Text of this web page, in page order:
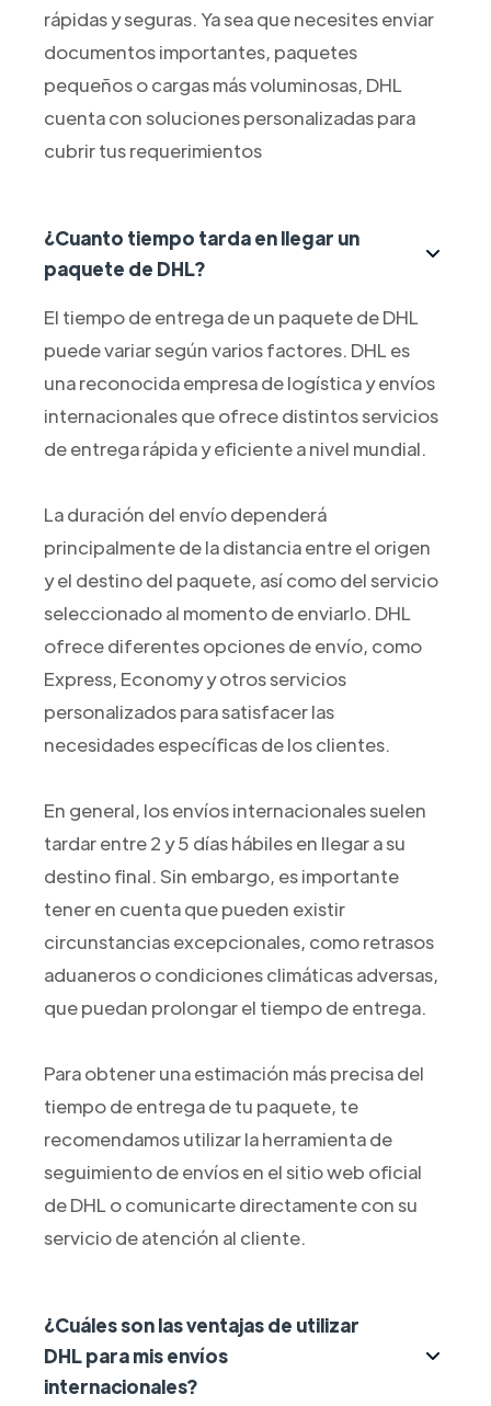
rápidas y seguras. Ya sea que necesites enviar
documentos importantes, paquetes
pequeños o cargas más voluminosas, DHL
cuenta con soluciones personalizadas para
cubrir tus requerimientos
¿Cuanto tiempo tarda en llegar un
paquete de DHL?
El tiempo de entrega de un paquete de DHL
puede variar según varios factores. DHL es
una reconocida empresa de logística y envíos
internacionales que ofrece distintos servicios
de entrega rápida y eficiente a nivel mundial.
La duración del envío dependerá
principalmente de la distancia entre el origen
y el destino del paquete, así como del servicio
seleccionado al momento de enviarlo. DHL
ofrece diferentes opciones de envío, como
Express, Economy y otros servicios
personalizados para satisfacer las
necesidades específicas de los clientes.
En general, los envíos internacionales suelen
tardar entre 2 y 5 días hábiles en llegar a su
destino final. Sin embargo, es importante
tener en cuenta que pueden existir
circunstancias excepcionales, como retrasos
aduaneros o condiciones climáticas adversas,
que puedan prolongar el tiempo de entrega.
Para obtener una estimación más precisa del
tiempo de entrega de tu paquete, te
recomendamos utilizar la herramienta de
seguimiento de envíos en el sitio web oficial
de DHL o comunicarte directamente con su
servicio de atención al cliente.
¿Cuáles son las ventajas de utilizar
DHL para mis envíos
internacionales?